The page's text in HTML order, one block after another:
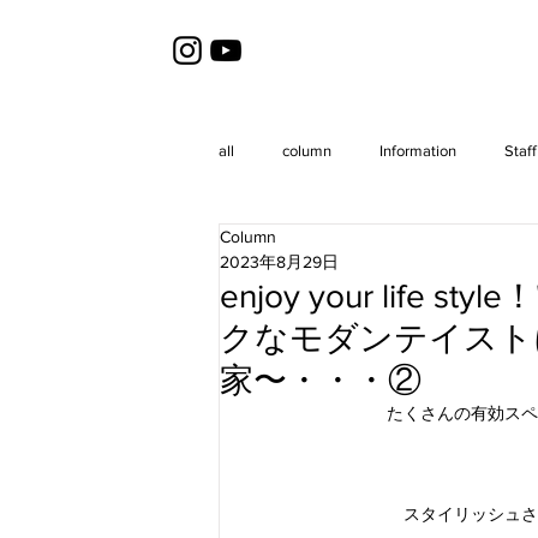
all column Information
enjoy your life style
クなモダンテイス
家〜・・・②
Column
2023年8月29日
たくさんの有効ス
スタイリッシュ